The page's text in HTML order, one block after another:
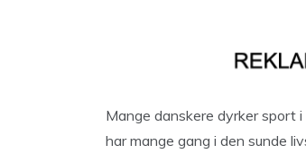
Mange danskere dyrker sport
har mange gang i den sunde